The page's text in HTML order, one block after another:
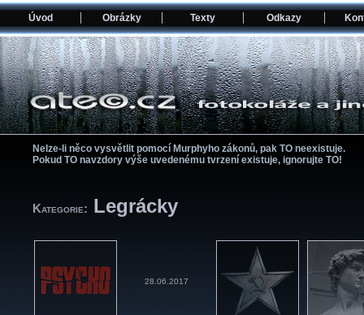
Úvod Obrázky Texty Odkazy
Nelze-li něco vysvětlit pomocí­ Murphyho zákonů, pak TO neexistuje.
Pokud TO navzdory výše uvedenému tvrzení­ existuje, ignorujte TO!
Kategorie: Legrácky
28.06.2017